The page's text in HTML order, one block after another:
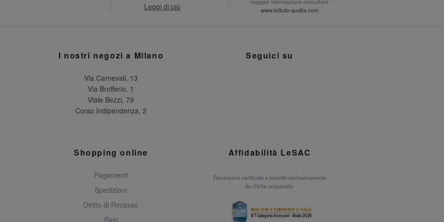
Leggi di più
www.istituto-qualita.com
I nostri negozi a Milano
Via Carnevali, 13
Via Brofferio, 1
Viale Bezzi, 79
Corso Indipendenza, 2
Seguici su
Shopping online
Pagamenti
Spedizioni
Diritto di Recesso
Resi
Affidabilità LeSAC
Recensioni verificate e inserite esclusivamente
da chi ha acquistato.